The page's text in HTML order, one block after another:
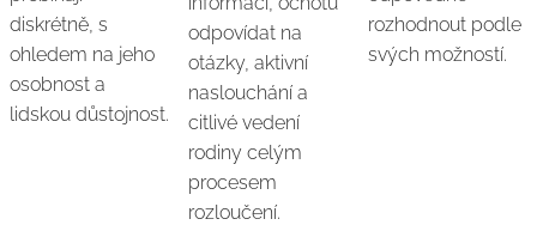
diskrétně, s
ohledem na jeho
osobnost a
lidskou důstojnost.
odpovídat na
otázky, aktivní
naslouchání a
citlivé vedení
rodiny celým
procesem
rozloučení.
rozhodnout podle
svých možností.